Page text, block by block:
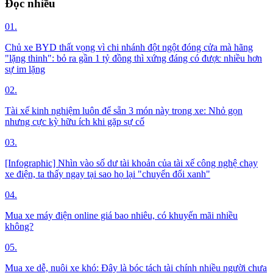
Đọc nhiều
01.
Chủ xe BYD thất vọng vì chi nhánh đột ngột đóng cửa mà hãng
"lặng thinh": bỏ ra gần 1 tỷ đồng thì xứng đáng có được nhiều hơn
sự im lặng
02.
Tài xế kinh nghiệm luôn để sẵn 3 món này trong xe: Nhỏ gọn
nhưng cực kỳ hữu ích khi gặp sự cố
03.
[Infographic] Nhìn vào số dư tài khoản của tài xế công nghệ chạy
xe điện, ta thấy ngay tại sao họ lại "chuyển đổi xanh"
04.
Mua xe máy điện online giá bao nhiêu, có khuyến mãi nhiều
không?
05.
Mua xe dễ, nuôi xe khó: Đây là bóc tách tài chính nhiều người chưa